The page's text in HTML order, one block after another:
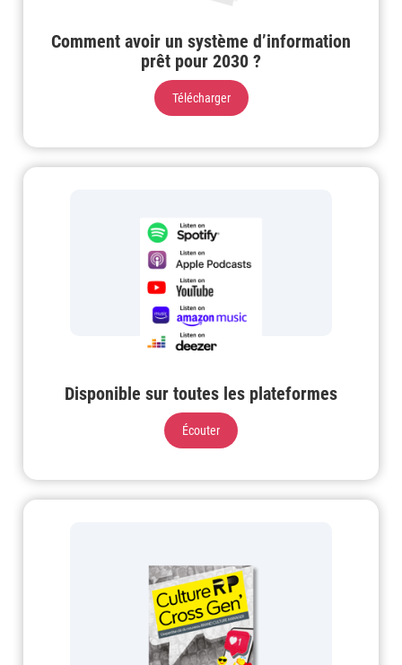
Comment avoir un système d’information
prêt pour 2030 ?
Télécharger
Disponible sur toutes les plateformes
Écouter